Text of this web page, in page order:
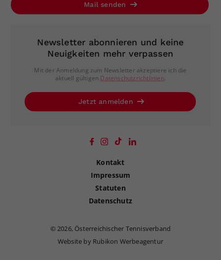
Mail senden
Newsletter abonnieren und keine
Neuigkeiten mehr verpassen
Mit der Anmeldung zum Newsletter akzeptiere ich die
aktuell gültigen Datenschutzrichtlinien.
Jetzt anmelden
Kontakt
Impressum
Statuten
Datenschutz
©2026, Österreichischer Tennisverband
Website by Rubikon Werbeagentur